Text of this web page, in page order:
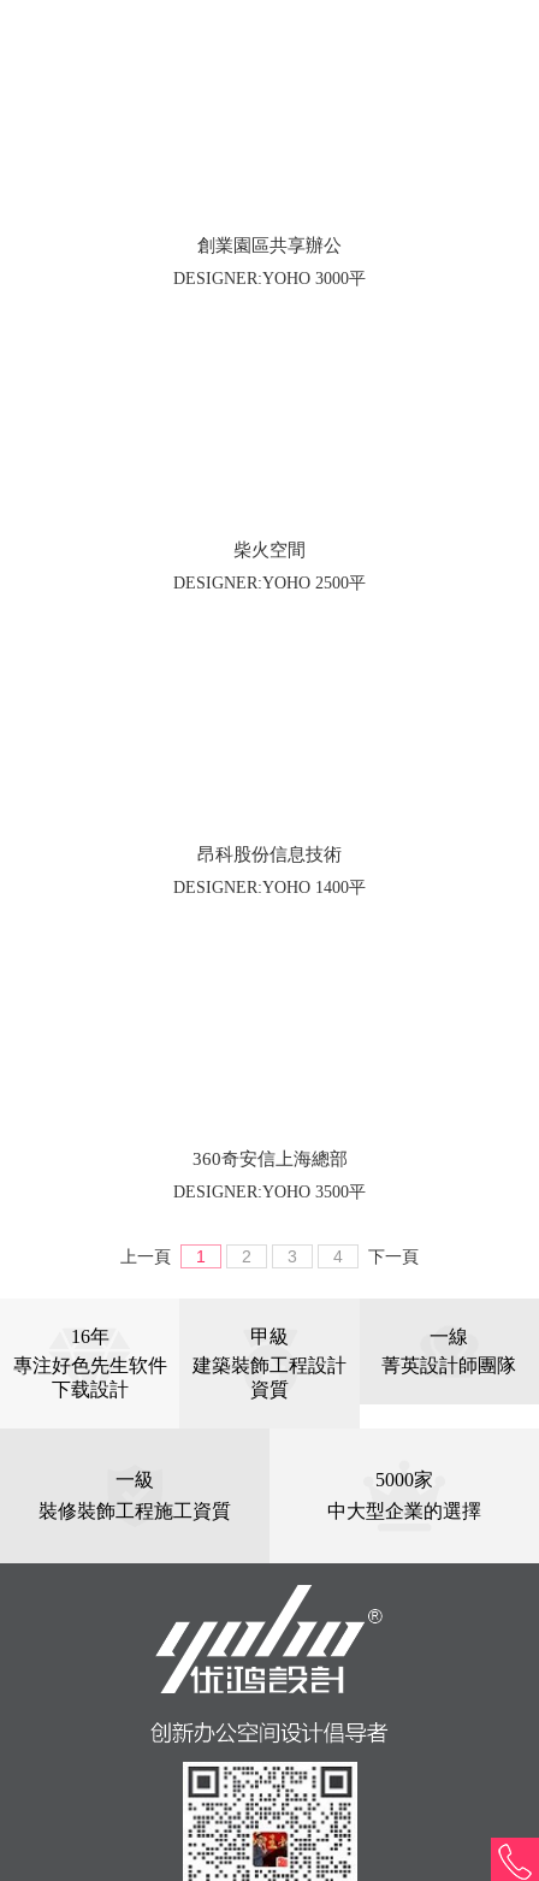
創業園區共享辦公
DESIGNER:YOHO 3000平
柴火空間
DESIGNER:YOHO 2500平
昂科股份信息技術
DESIGNER:YOHO 1400平
360奇安信上海總部
DESIGNER:YOHO 3500平
上一頁 1 2 3 4 下一頁
16年
專注好色先生软件
下载設計
甲級
建築裝飾工程設計
資質
一線
菁英設計師團隊
一級
裝修裝飾工程施工資質
5000家
中大型企業的選擇